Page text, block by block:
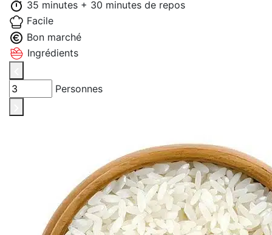
35 minutes + 30 minutes de repos
Facile
Bon marché
Ingrédients
Personnes